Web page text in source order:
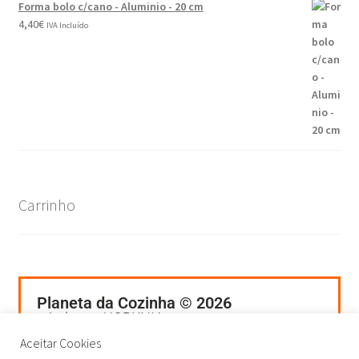
Forma bolo c/cano - Aluminio - 20 cm
4,40€ IVA Incluído
Carrinho
Planeta da Cozinha © 2026
criado por UORKNIA
Termos e Condições
Aceitar Cookies